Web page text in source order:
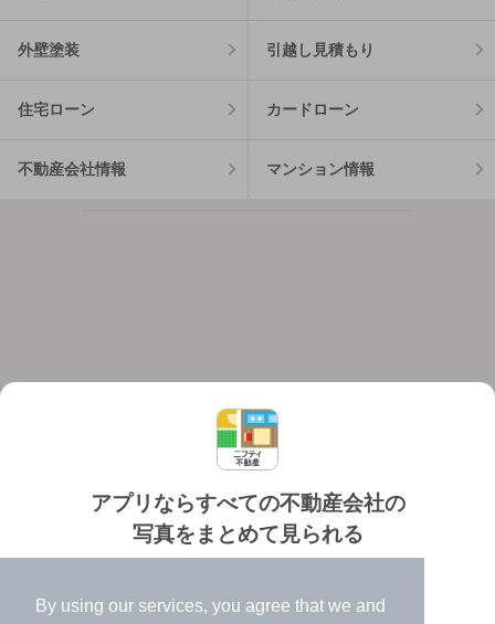
By using our services, you agree that we and
アプリならすべての不動産会社の
写真をまとめて見られる
✔️
高速表示で似た物件も見つけやすい
外壁塗装 引越し見積もり
住宅ローン カードローン
不動産会社情報 マンション情報
個人情報保護ポリシー 利用規約